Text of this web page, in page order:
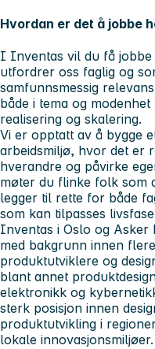
Hvordan er det å jobbe
I Inventas vil du få
utfordrer oss faglig og
samfunnsmessig
både i tema og
realisering og skalering.
Vi er opptatt av å bygge
arbeidsmiljø, hvor det er
hverandre og påvirke
møter du flinke folk som
legger til rette for både
som kan tilpasses
Inventas i Oslo og Asker
med bakgrunn innen
produktutviklere og
blant annet
elektronikk og
sterk posisjon innen
produktutvikling i
lokale